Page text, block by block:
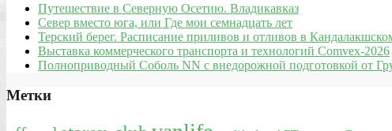
Путешествие в Северную Осетию. Владикавказ
Север вместо юга, или Где мои семнадцать лет
Терский берег. Расписание приливов и отливов в
Выставка коммерческого транспорта и технологий Comvex-2026
Полноприводный Соболь NN с внедорожной подготовкой от
Метки